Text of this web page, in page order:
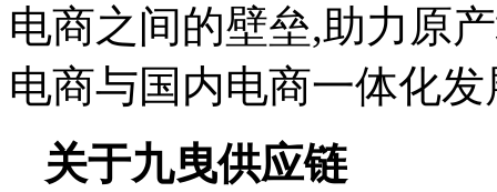
电商之间的壁垒,助力原
电商与国内电商一体化发
关于九曳供应链